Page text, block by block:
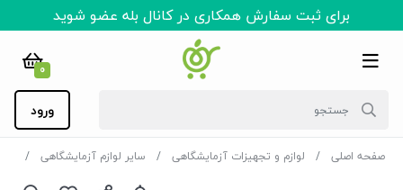
برای ثبت سفارش همکاری در کانال بله عضو شوید
0
ورود
صفحه اصلی لوازم و تجهیزات آزمایشگاهی سایر لوازم آزمایشگاهی